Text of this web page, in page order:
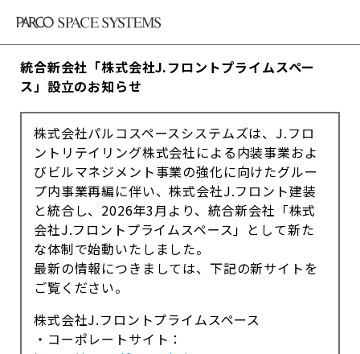
統合新会社「株式会社J.フロントプライムスペー
ス」設立のお知らせ
株式会社パルコスペースシステムズは、J.フロ
ントリテイリング株式会社による内装事業およ
びビルマネジメント事業の強化に向けたグルー
プ内事業再編に伴い、株式会社J.フロント建装
と統合し、2026年3月より、統合新会社「株式
会社J.フロントプライムスペース」として新た
な体制で始動いたしました。
最新の情報につきましては、下記の新サイトを
ご覧ください。
株式会社J.フロントプライムスペース
・コーポレートサイト：